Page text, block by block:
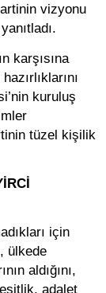
vizyonu
karşısına
kuruluş
tüzel kişilik
için
ülkede
aldığını,
adalet